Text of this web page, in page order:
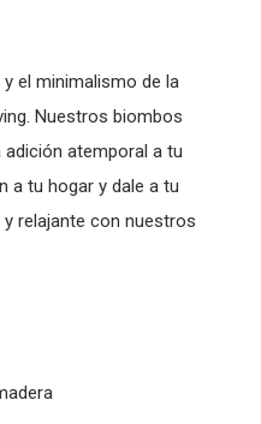
el minimalismo de la
Nuestros biombos
atemporal a tu
a tu hogar y dale a tu
relajante con nuestros